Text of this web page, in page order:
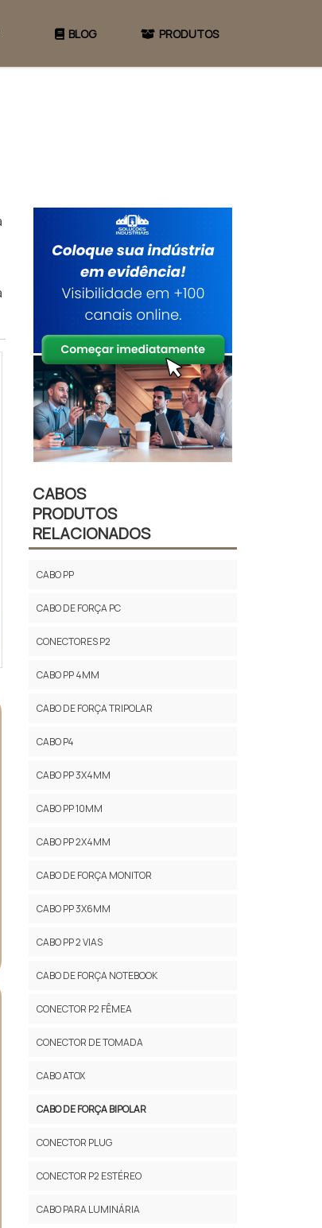
BLOG PRODUTOS
CABOS
PRODUTOS
RELACIONADOS
CABO PP
CABO DE FORÇA PC
CONECTORES P2
CABO PP 4MM
CABO DE FORÇA TRIPOLAR
CABO P4
CABO PP 3X4MM
CABO PP 10MM
CABO PP 2X4MM
CABO DE FORÇA MONITOR
CABO PP 3X6MM
CABO PP 2 VIAS
CABO DE FORÇA NOTEBOOK
CONECTOR P2 FÊMEA
CONECTOR DE TOMADA
CABO ATOX
CABO DE FORÇA BIPOLAR
CONECTOR PLUG
CONECTOR P2 ESTÉREO
CABO PARA LUMINÁRIA